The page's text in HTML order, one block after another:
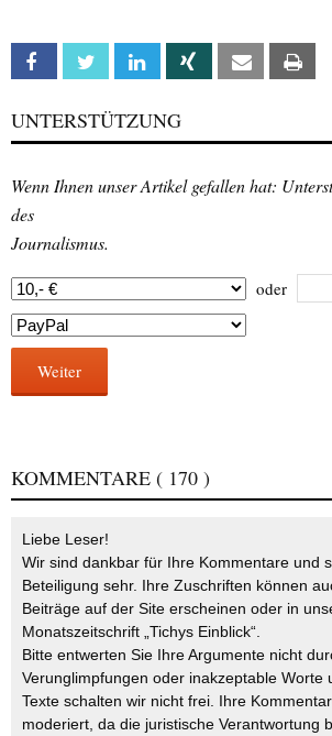
Facebook Twitter Linkedin Xing Email
UNTERSTÜTZUNG
Wenn Ihnen unser Artikel gefallen hat:
des
Journalismus.
oder
Weiter
KOMMENTARE ( 170 )
Liebe Leser!
Wir sind dankbar für Ihre Kommentare und
Beteiligung sehr. Ihre Zuschriften können
Beiträge auf der Site erscheinen oder in
Monatszeitschrift „Tichys Einblick“.
Bitte entwerten Sie Ihre Argumente nicht
Verunglimpfungen oder inakzeptable Worte
Texte schalten wir nicht frei. Ihre
moderiert, da die juristische Verantwortung